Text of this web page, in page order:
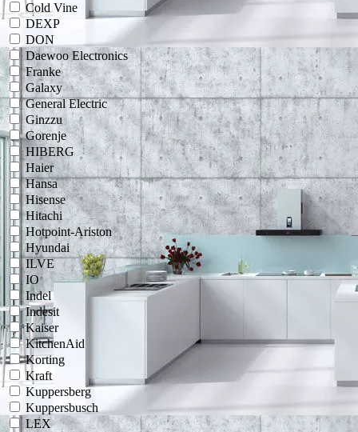
Cold Vine
DEXP
DON
Daewoo Electronics
Franke
Galaxy
General Electric
Ginzzu
Gorenje
HIBERG
Haier
Hansa
Hisense
Hitachi
Hotpoint-Ariston
Hyundai
ILVE
IO
Indel
Indesit
Kaiser
KitchenAid
Korting
Kraft
Kuppersberg
Kuppersbusch
LEX